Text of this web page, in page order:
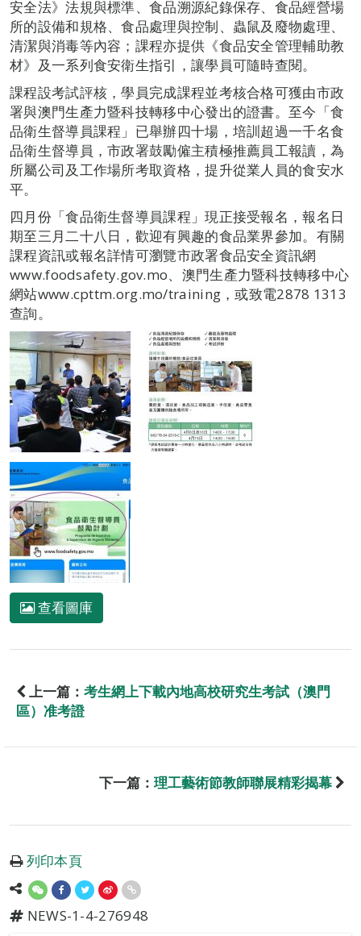
安全法》法規與標準、食品溯源紀錄保存、食品經營場
所的設備和規格、食品處理與控制、蟲鼠及廢物處理、
清潔與消毒等內容；課程亦提供《食品安全管理輔助教
材》及一系列食安衛生指引，讓學員可隨時查閱。
課程設考試評核，學員完成課程並考核合格可獲由市政
署與澳門生產力暨科技轉移中心發出的證書。至今「食
品衛生督導員課程」已舉辦四十場，培訓超過一千名食
品衛生督導員，市政署鼓勵僱主積極推薦員工報讀，為
所屬公司及工作場所考取資格，提升從業人員的食安水
平。
四月份「食品衛生督導員課程」現正接受報名，報名日
期至三月二十八日，歡迎有興趣的食品業界參加。有關
課程資訊或報名詳情可瀏覽市政署食品安全資訊網
www.foodsafety.gov.mo、澳門生產力暨科技轉移中心
網站www.cpttm.org.mo/training，或致電2878 1313
查詢。
查看圖庫
上一篇： 考生網上下載內地高校研究生考試（澳門
區）准考證
下一篇： 理工藝術節教師聯展精彩揭幕
列印本頁
NEWS-1-4-276948